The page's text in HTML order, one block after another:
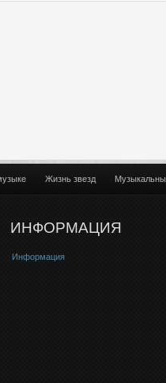
Жизнь звезд
ИНФОРМАЦИЯ
Информация